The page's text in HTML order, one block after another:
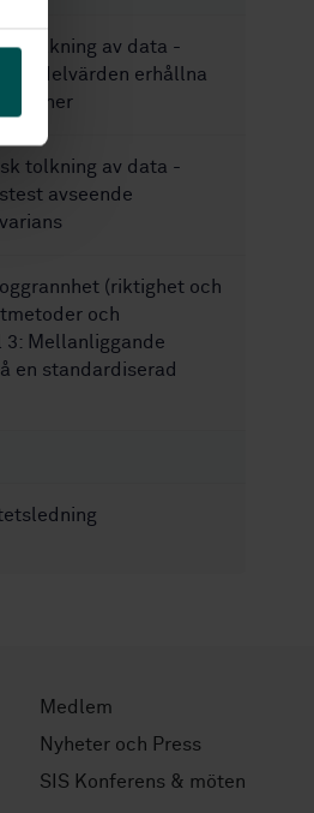
tolkning av data -
medelvärden erhållna
tolkning av data -
avseende
(riktighet och
och
Mellanliggande
en standardiserad
Medlem
Nyheter och Press
SIS Konferens & möten